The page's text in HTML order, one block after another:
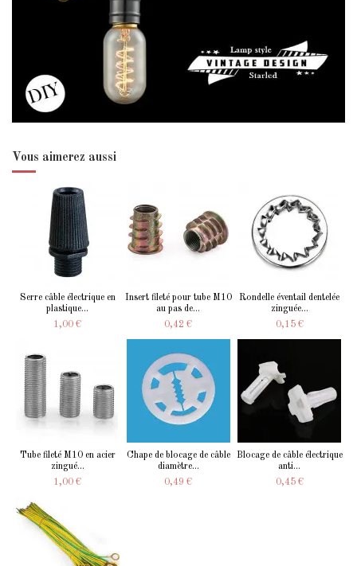
Vous aimerez aussi
Serre câble électrique en
plastique...
1,00 €
Insert fileté pour tube M10
au pas de...
0,42 €
Rondelle éventail dentelée
zinguée...
0,15 €
Tube fileté M10 en acier
zingué...
1,00 €
Chape de blocage de câble
diamètre...
0,49 €
Blocage de câble électrique
anti...
0,45 €